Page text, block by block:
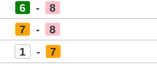
6 - 8
7 - 8
1 - 7